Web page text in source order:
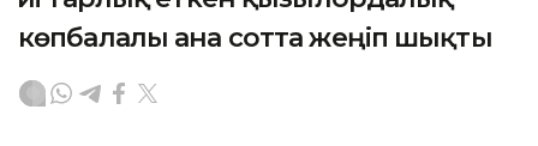
көпбалалы ана сотта жеңіп шықты